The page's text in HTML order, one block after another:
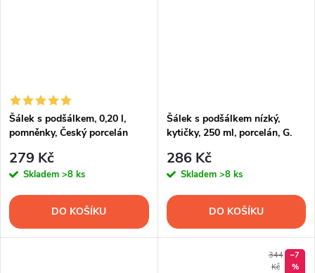
Šálek s podšálkem, 0,20 l,
pomněnky, Český porcelán
279 Kč
Skladem >8 ks
DO KOŠÍKU
Šálek s podšálkem nízký,
kytičky, 250 ml, porcelán, G.
286 Kč
Skladem >8 ks
DO KOŠÍKU
344
Kč
–7
%